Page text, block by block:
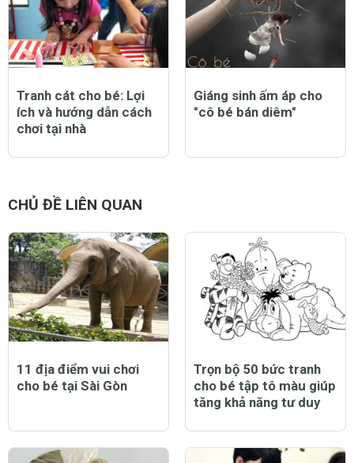
Tranh cát cho bé: Lợi
ích và hướng dẫn cách
chơi tại nhà
Giáng sinh ấm áp cho
"cô bé bán diêm"
CHỦ ĐỀ LIÊN QUAN
11 địa điểm vui chơi
cho bé tại Sài Gòn
Trọn bộ 50 bức tranh
cho bé tập tô màu giúp
tăng khả năng tư duy